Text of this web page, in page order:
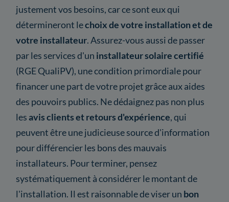
justement vos besoins, car ce sont eux qui
détermineront lechoix de votre installation et de
votre installateur. Assurez-vous aussi de passer
par les services d'un installateur solaire certifié
(RGE QualiPV), une condition primordiale pour
financer une part de votre projet grâce aux aides
des pouvoirs publics. Ne dédaignez pas non plus
lesavis clients et retours d'expérience, qui
peuvent être une judicieuse source d'information
pour différencier les bons des mauvais
installateurs. Pour terminer, pensez
systématiquement à considérer le montant de
l'installation. Il est raisonnable de viser un bon